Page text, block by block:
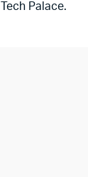
Tech Palace.